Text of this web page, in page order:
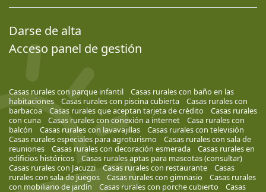
Darse de alta
Acceso panel de gestión
Casas rurales con parque infantil
Casas rurales con baño en las
habitaciones
Casas rurales con piscina cubierta
Casas rurales con
barbacoa
Casas rurales que aceptan tarjeta de crédito
Casas rurales
con cuna
Casas rurales con conexión a internet
Casa rurales con
balcón
Casas rurales con lavavajillas
Casas rurales con televisión
Casas rurales especiales para agroturismo
Casas rurales con sala de
reuniones
Casas rurales con decoración esmerada
Casas rurales en
edificios históricos
Casas rurales aptas para mascotas (consultar)
Casas rurales con Jacuzzi
Casas rurales con restaurante
Casas
rurales con sala de juegos
Casas rurales con gimnasio
Casas rurales
con mobiliario de jardín
Casas rurales con porche cubierto
Casas